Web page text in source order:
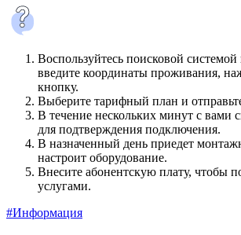
Воспользуйтесь поисковой
введите координаты проживания,
кнопку.
Выберите тарифный план и
В течение нескольких минут с вами
для подтверждения подключения.
В назначенный день приедет
настроит оборудование.
Внесите абонентскую плату, чтобы
услугами.
#Информация